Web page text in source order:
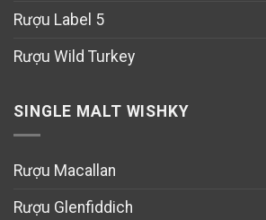
Rượu Label 5
Rượu Wild Turkey
SINGLE MALT WISHKY
Rượu Macallan
Rượu Glenfiddich